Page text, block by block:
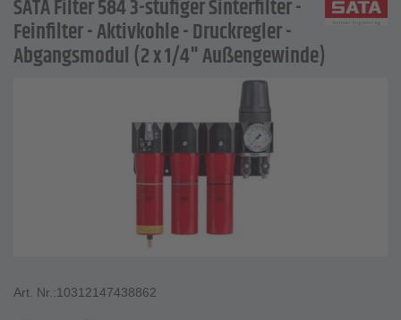
SATA Filter 584 3-stufiger Sinterfilter -
Feinfilter - Aktivkohle - Druckregler -
Abgangsmodul (2 x 1/4" Außengewinde)
Art. Nr.:10312147438862